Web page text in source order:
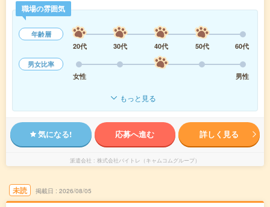
職場の雰囲気
年齢層
20代
30代 40代 50代
60代
男女比率
女性
男性
もっと見る
気になる! 応募へ進む 詳しく見る
派遣会社 株式会社バイトレ（キャムコムグループ）
未読 掲載日 2026/08/05